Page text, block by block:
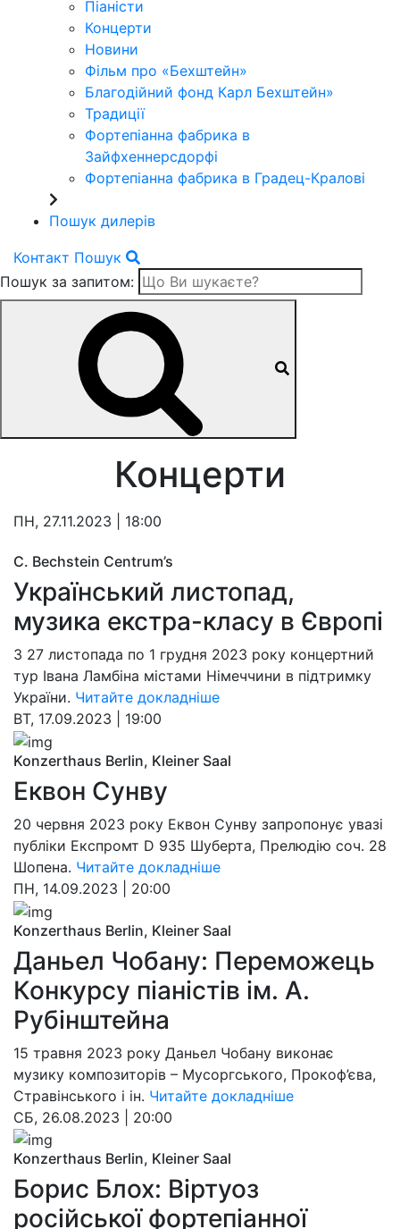
Піаністи
Концерти
Новини
Фільм про «Бехштейн»
Благодійний фонд Карл Бехштейн»
Традиції
Фортепіанна фабрика в
Зайфхеннерсдорфi
Фортепіанна фабрика в Градец-Краловi
Пошук дилерів
Контакт Пошук
Пошук за запитом:
Концерти
ПН, 27.11.2023 | 18:00
C. Bechstein Centrum’s
Український листопад,
музика екстра-класу в Європі
З 27 листопада по 1 грудня 2023 року концертний
тур Івана Ламбіна містами Німеччини в підтримку
України. Читайте докладніше
ВТ, 17.09.2023 | 19:00
Konzerthaus Berlin, Kleiner Saal
Еквон Сунву
20 червня 2023 року Eквон Сунву запропонує увазі
публіки Експромт D 935 Шуберта, Прелюдію соч. 28
Шопена. Читайте докладніше
ПН, 14.09.2023 | 20:00
Konzerthaus Berlin, Kleiner Saal
Даньел Чобану: Переможець
Конкурсу піаністів ім. А.
Рубінштейна
15 травня 2023 року Даньел Чобану виконає
музику композиторів – Мусоргського, Прокоф’єва,
Стравінського і ін. Читайте докладніше
СБ, 26.08.2023 | 20:00
Konzerthaus Berlin, Kleiner Saal
Борис Блох: Віртуоз
російської фортепіанної